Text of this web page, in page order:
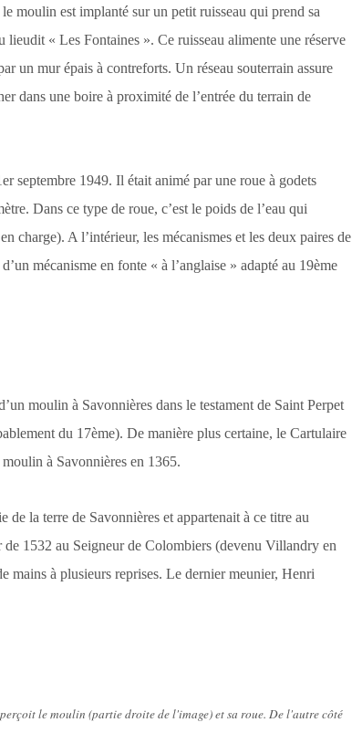
moulin est implanté sur un petit ruisseau qui prend sa
lieudit « Les Fontaines ». Ce ruisseau alimente une réserve
un mur épais à contreforts. Un réseau souterrain assure
dans une boire à proximité de l’entrée du terrain de
septembre 1949. Il était animé par une roue à godets
Dans ce type de roue, c’est le poids de l’eau qui
charge). A l’intérieur, les mécanismes et les deux paires de
mécanisme en fonte « à l’anglaise » adapté au 19ème
moulin à Savonnières dans le testament de Saint Perpet
du 17ème). De manière plus certaine, le Cartulaire
à Savonnières en 1365.
de la terre de Savonnières et appartenait à ce titre au
de 1532 au Seigneur de Colombiers (devenu Villandry en
mains à plusieurs reprises. Le dernier meunier, Henri
le moulin (partie droite de l'image) et sa roue. De l'autre côté